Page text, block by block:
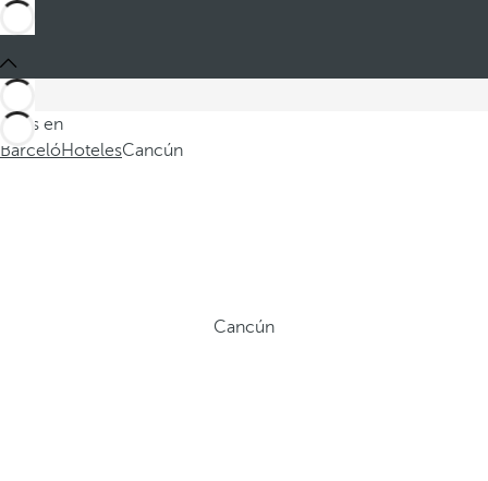
Estás en
BarcelóHotelesCancún
Cancún